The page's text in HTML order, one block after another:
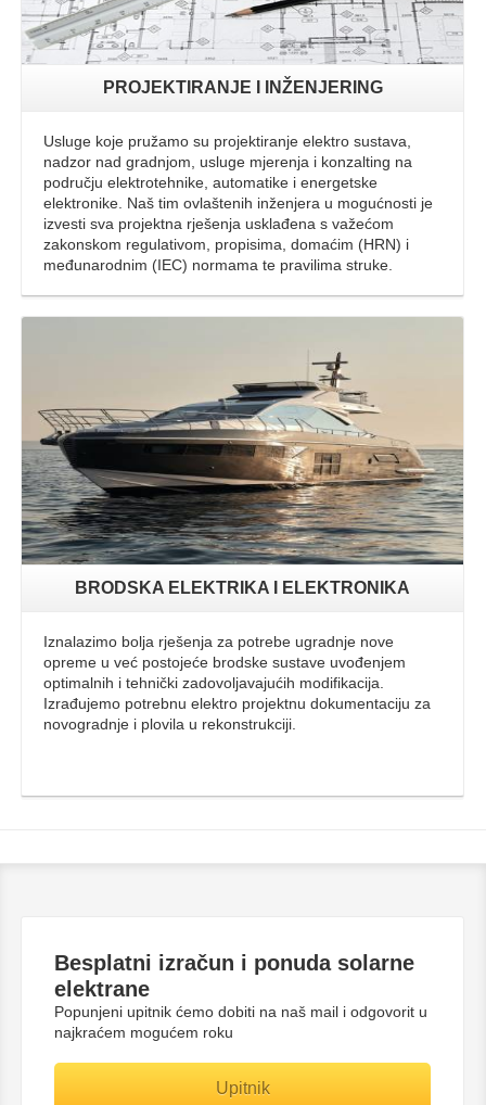
PROJEKTIRANJE I INŽENJERING
Usluge koje pružamo su projektiranje elektro sustava,
nadzor nad gradnjom, usluge mjerenja i konzalting na
području elektrotehnike, automatike i energetske
elektronike. Naš tim ovlaštenih inženjera u mogućnosti je
izvesti sva projektna rješenja usklađena s važećom
zakonskom regulativom, propisima, domaćim (HRN) i
međunarodnim (IEC) normama te pravilima struke.
BRODSKA ELEKTRIKA I ELEKTRONIKA
Iznalazimo bolja rješenja za potrebe ugradnje nove
opreme u već postojeće brodske sustave uvođenjem
optimalnih i tehnički zadovoljavajućih modifikacija.
Izrađujemo potrebnu elektro projektnu dokumentaciju za
novogradnje i plovila u rekonstrukciji.
Besplatni izračun i ponuda solarne
elektrane
Popunjeni upitnik ćemo dobiti na naš mail i odgovorit u
najkraćem mogućem roku
Upitnik